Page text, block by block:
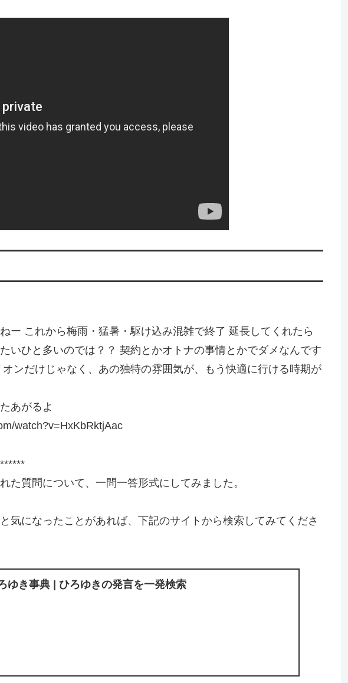
ー これから梅雨・猛暑・駆け込み混雑で終了 延長してくれたら
いひと多いのでは？？ 契約とかオトナの事情とかでダメなんです
ンだけじゃなく、あの独特の雰囲気が、もう快適に行ける時期が
あがるよ
た質問について、一問一答形式にしてみました。
気になったことがあれば、下記のサイトから検索してみてくださ
ゆき事典 | ひろゆきの発言を一発検索